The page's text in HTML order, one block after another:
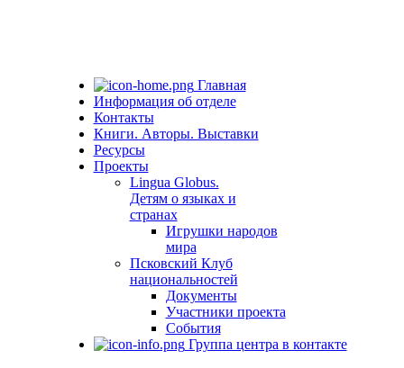
Главная
Информация об отделе
Контакты
Книги. Авторы. Выставки
Ресурсы
Проекты
Lingua Globus.
Детям о языках и
странах
Игрушки народов
мира
Псковский Клуб
национальностей
Документы
Участники проекта
События
Группа центра в контакте